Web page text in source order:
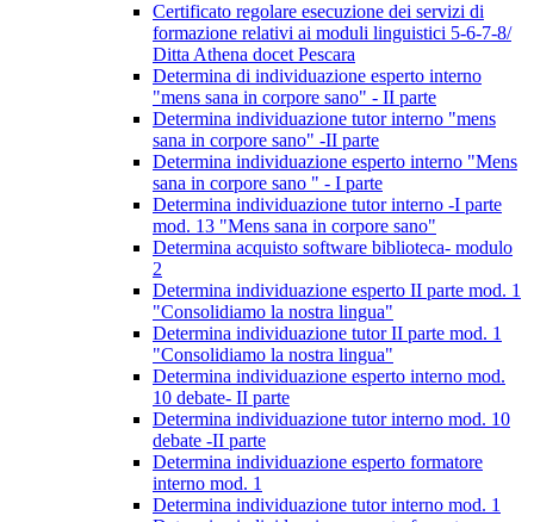
Certificato regolare esecuzione dei servizi di
formazione relativi ai moduli linguistici 5-6-7-8/
Ditta Athena docet Pescara
Determina di individuazione esperto interno
"mens sana in corpore sano" - II parte
Determina individuazione tutor interno "mens
sana in corpore sano" -II parte
Determina individuazione esperto interno "Mens
sana in corpore sano " - I parte
Determina individuazione tutor interno -I parte
mod. 13 "Mens sana in corpore sano"
Determina acquisto software biblioteca- modulo
2
Determina individuazione esperto II parte mod. 1
"Consolidiamo la nostra lingua"
Determina individuazione tutor II parte mod. 1
"Consolidiamo la nostra lingua"
Determina individuazione esperto interno mod.
10 debate- II parte
Determina individuazione tutor interno mod. 10
debate -II parte
Determina individuazione esperto formatore
interno mod. 1
Determina individuazione tutor interno mod. 1